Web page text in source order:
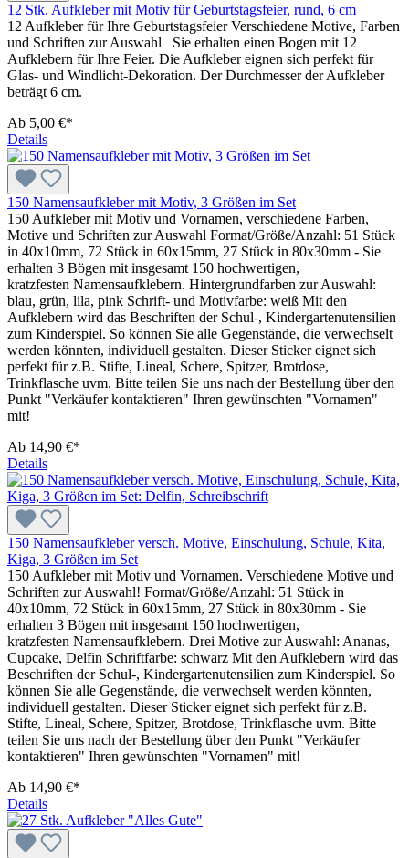
12 Stk. Aufkleber mit Motiv für Geburtstagsfeier, rund, 6 cm
12 Aufkleber für Ihre Geburtstagsfeier Verschiedene Motive, Farben
und Schriften zur Auswahl Sie erhalten einen Bogen mit 12
Aufklebern für Ihre Feier. Die Aufkleber eignen sich perfekt für
Glas- und Windlicht-Dekoration. Der Durchmesser der Aufkleber
beträgt 6 cm.
Ab 5,00 €*
Details
150 Namensaufkleber mit Motiv, 3 Größen im Set
150 Aufkleber mit Motiv und Vornamen, verschiedene Farben,
Motive und Schriften zur Auswahl Format/Größe/Anzahl: 51 Stück
in 40x10mm, 72 Stück in 60x15mm, 27 Stück in 80x30mm - Sie
erhalten 3 Bögen mit insgesamt 150 hochwertigen,
kratzfesten Namensaufklebern. Hintergrundfarben zur Auswahl:
blau, grün, lila, pink Schrift- und Motivfarbe: weiß Mit den
Aufklebern wird das Beschriften der Schul-, Kindergartenutensilien
zum Kinderspiel. So können Sie alle Gegenstände, die verwechselt
werden könnten, individuell gestalten. Dieser Sticker eignet sich
perfekt für z.B. Stifte, Lineal, Schere, Spitzer, Brotdose,
Trinkflasche uvm. Bitte teilen Sie uns nach der Bestellung über den
Punkt "Verkäufer kontaktieren" Ihren gewünschten "Vornamen"
mit!
Ab 14,90 €*
Details
150 Namensaufkleber versch. Motive, Einschulung, Schule, Kita,
Kiga, 3 Größen im Set
150 Aufkleber mit Motiv und Vornamen. Verschiedene Motive und
Schriften zur Auswahl! Format/Größe/Anzahl: 51 Stück in
40x10mm, 72 Stück in 60x15mm, 27 Stück in 80x30mm - Sie
erhalten 3 Bögen mit insgesamt 150 hochwertigen,
kratzfesten Namensaufklebern. Drei Motive zur Auswahl: Ananas,
Cupcake, Delfin Schriftfarbe: schwarz Mit den Aufklebern wird das
Beschriften der Schul-, Kindergartenutensilien zum Kinderspiel. So
können Sie alle Gegenstände, die verwechselt werden könnten,
individuell gestalten. Dieser Sticker eignet sich perfekt für z.B.
Stifte, Lineal, Schere, Spitzer, Brotdose, Trinkflasche uvm. Bitte
teilen Sie uns nach der Bestellung über den Punkt "Verkäufer
kontaktieren" Ihren gewünschten "Vornamen" mit!
Ab 14,90 €*
Details